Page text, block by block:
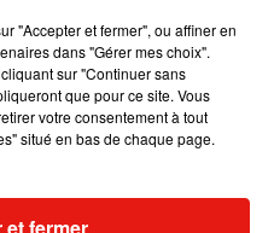
Lens dévoilent leur
tant attendue
"Accepter et fermer", ou affiner en
dans "Gérer mes choix".
sur "Continuer sans
que pour ce site. Vous
votre consentement à tout
situé en bas de chaque page.